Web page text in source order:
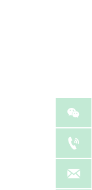


